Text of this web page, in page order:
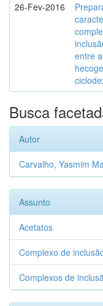
26-Fev-2016
entre
Busca
Autor
Carvalho, Yasmim
Assunto
Acetatos
Complexo de
Complexos de